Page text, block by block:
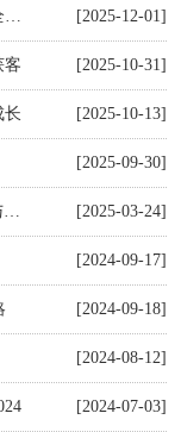
[2025-12-01]
客 [2025-10-31]
长 [2025-10-13]
[2025-09-30]
[2025-03-24]
[2024-09-17]
[2024-09-18]
[2024-08-12]
[2024-07-03]